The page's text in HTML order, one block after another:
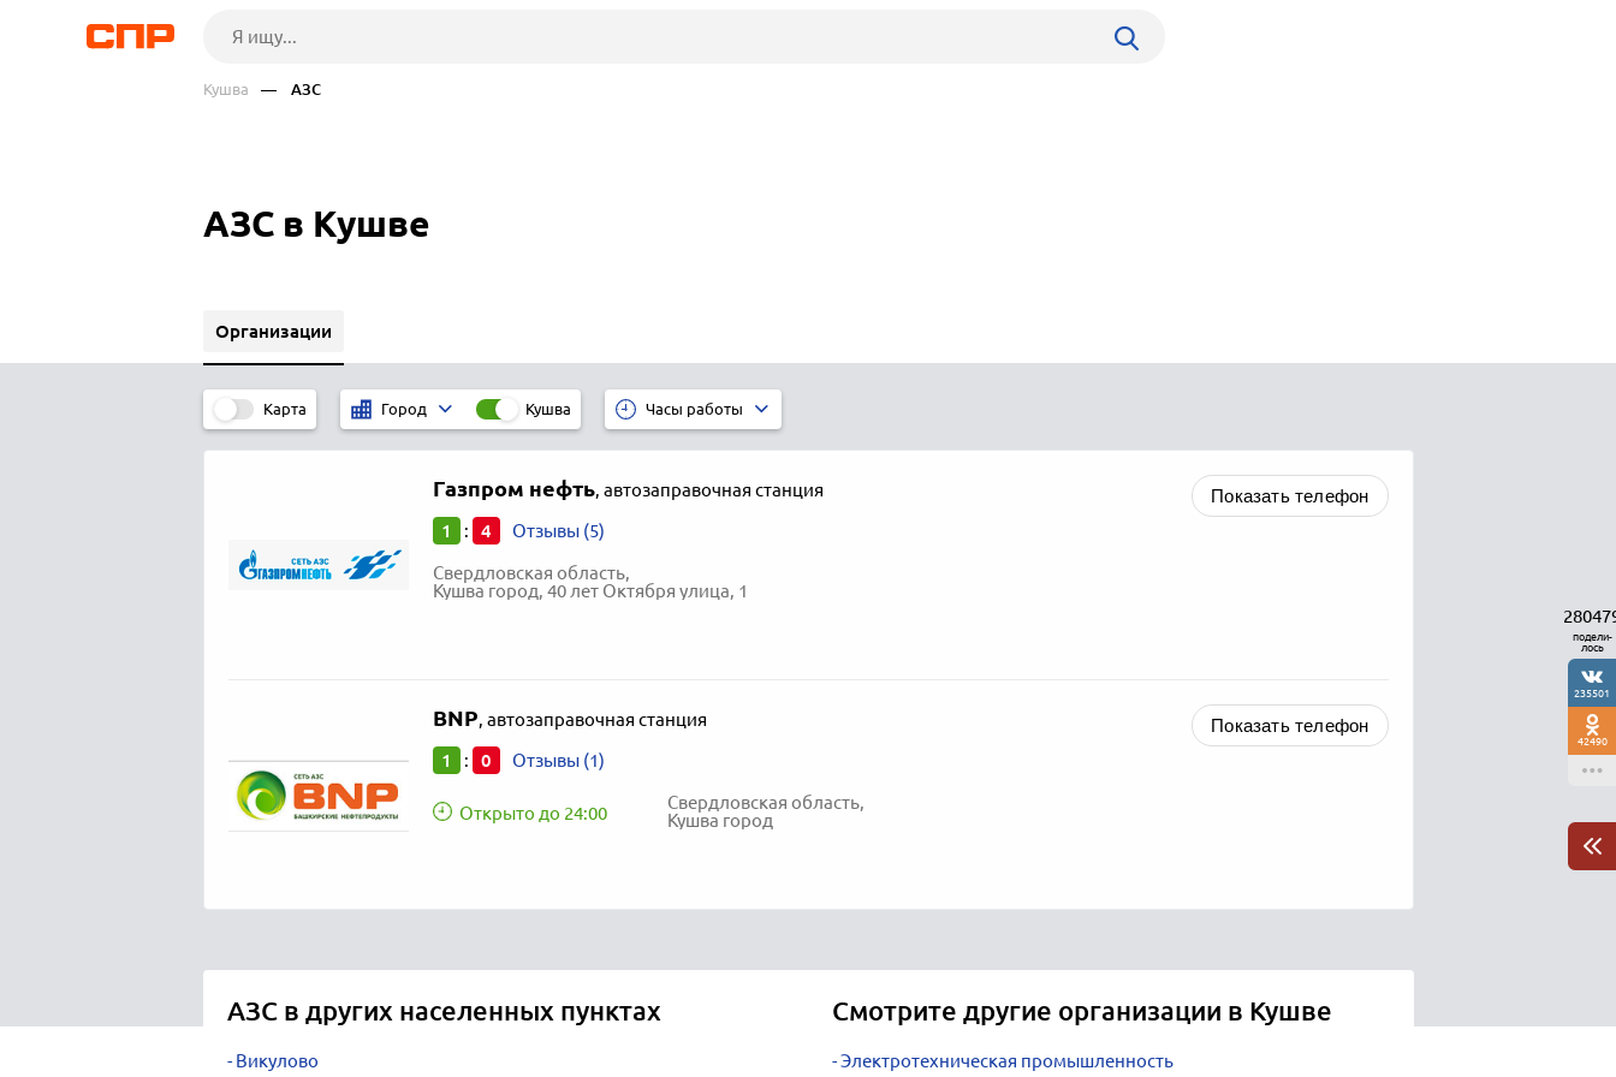
Кушва — АЗС
АЗС в Кушве
Организации
Карта Город Кушва Часы работы
Газпром нефть, автозаправочная станция
1 : 4 Отзывы (5)
Свердловская область,
Кушва город, 40 лет Октября улица, 1
Показать телефон
BNP, автозаправочная станция
1 : 0 Отзывы (1)
Открыто до 24:00
Свердловская область,
Кушва город
Показать телефон
АЗС в других населенных пунктах
Викулово
Смотрите другие организации в Кушве
Электротехническая промышленность
подели-
лось
235501
42490